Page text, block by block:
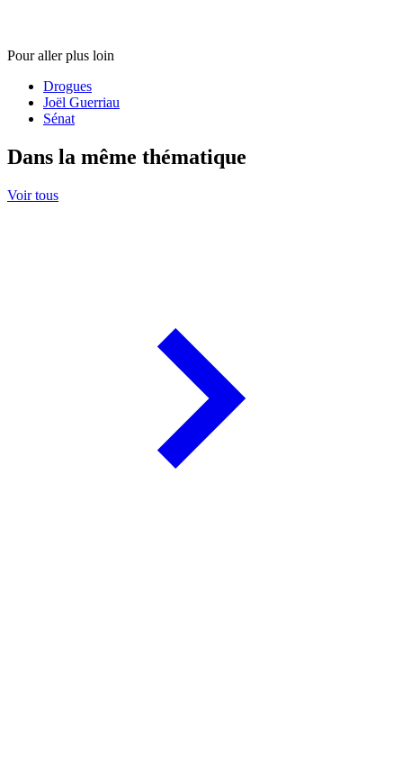
Pour aller plus loin
Drogues
Joël Guerriau
Sénat
Dans la même thématique
Voir tous